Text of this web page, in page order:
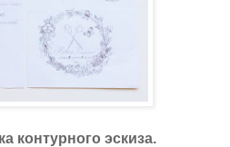
контурного эскиза.